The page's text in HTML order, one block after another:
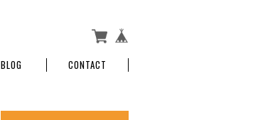
BLOG CONTACT